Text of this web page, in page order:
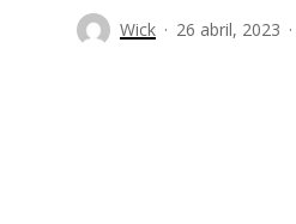
Wick 26 abril, 2023